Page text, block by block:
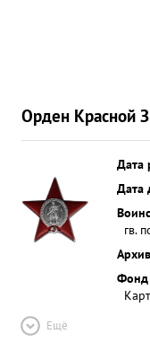
Орден Красной
Дата
Дата
гв.
Архив
Фонд
Ещё